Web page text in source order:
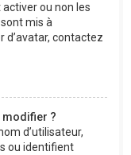
ou non les
mis à
d’avatar, contactez
modifier ?
d’utilisateur,
ou identifient